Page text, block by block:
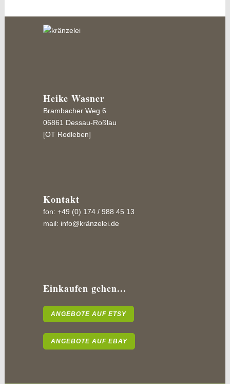
Heike Wasner
Brambacher Weg 6
06861 Dessau-Roßlau
[OT Rodleben]
Kontakt
fon: +49 (0) 174 / 988 45 13
mail: info@kränzelei.de
Einkaufen gehen...
ANGEBOTE AUF ETSY
ANGEBOTE AUF EBAY